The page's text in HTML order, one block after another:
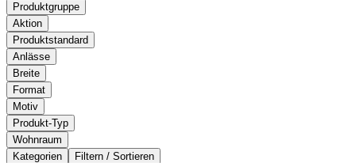
Produktgruppe
Aktion
Produktstandard
Anlässe
Breite
Format
Motiv
Produkt-Typ
Wohnraum
Kategorien
Filtern / Sortieren